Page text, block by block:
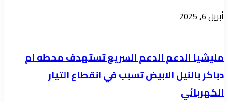
أبريل 6, 2025
مليشيا الدعم الدعم السريع تستهدف محطه ام
دباكر بالنيل الابيض تسبب في انقطاع التيار
الكهربائي